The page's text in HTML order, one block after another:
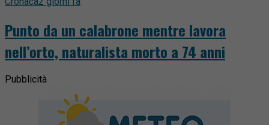
Punto da un calabrone mentre lavora
nell’orto, naturalista morto a 74 anni
Pubblicità